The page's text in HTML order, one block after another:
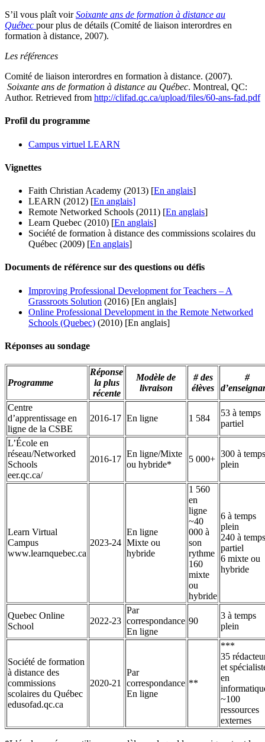
S’il vous plaît voirSoixante ans de formation à distance au
Québec pour plus de détails (Comité de liaison interordres en
formation à distance, 2007).
Les références
Comité de liaison interordres en formation à distance. (2007).
Soixante ans de formation à distance au Québec. Montreal, QC:
Author. Retrieved from http://clifad.qc.ca/upload/files/60-ans-fad.pdf
Profil du programme
Campus virtuel LEARN
Vignettes
Faith Christian Academy (2013) [En anglais]
LEARN (2012) [En anglais]
Remote Networked Schools (2011) [En anglais]
Learn Quebec (2010) [En anglais]
Société de formation à distance des commissions scolaires du
Québec (2009) [En anglais]
Documents de référence sur des questions ou défis
Improving Professional Development for Teachers – A
Grassroots Solution (2016) [En anglais]
Online Professional Development in the Remote Networked
Schools (Quebec) (2010) [En anglais]
Réponses au sondage
Programme
Réponse
la plus
récente
Modèle de
livraison
# des
élèves
#
Centre
d’apprentissage en
ligne de la CSBE
2016-17 En ligne 1 584
53 à temps
partiel
L’École en
réseau/Networked
Schools
eer.qc.ca/
2016-17
En ligne/Mixte
ou hybride*
5 000+
300 à temps
plein
Learn Virtual
Campus
www.learnquebec.ca
2023-24
En ligne
Mixte ou
hybride
1 560
en
ligne
~40
000 à
son
rythme
160
mixte
ou
hybride
6 à temps
plein
240 à temps
partiel
6 mixte ou
hybride
Quebec Online
School
2022-23
Par
correspondance
En ligne
90
3 à temps
plein
Société de formation
à distance des
commissions
scolaires du Québec
edusofad.qc.ca
2020-21
Par
correspondance
En ligne
**
***
35
et
en
~100
ressources
externes